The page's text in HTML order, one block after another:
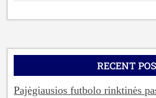
RECENT
Pajėgiausios futbolo rinktinės